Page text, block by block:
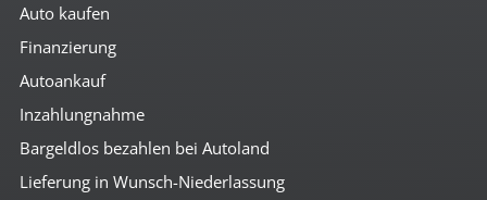
Auto kaufen
Finanzierung
Autoankauf
Inzahlungnahme
Bargeldlos bezahlen bei Autoland
Lieferung in Wunsch-Niederlassung